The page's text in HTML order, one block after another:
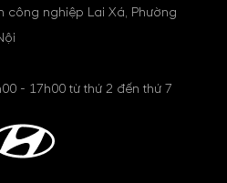
công nghiệp Lai Xá, Phường
- 17h00 từ thứ 2 đến thứ 7